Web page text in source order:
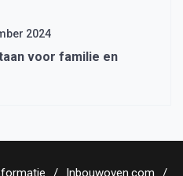
2024
voor familie en